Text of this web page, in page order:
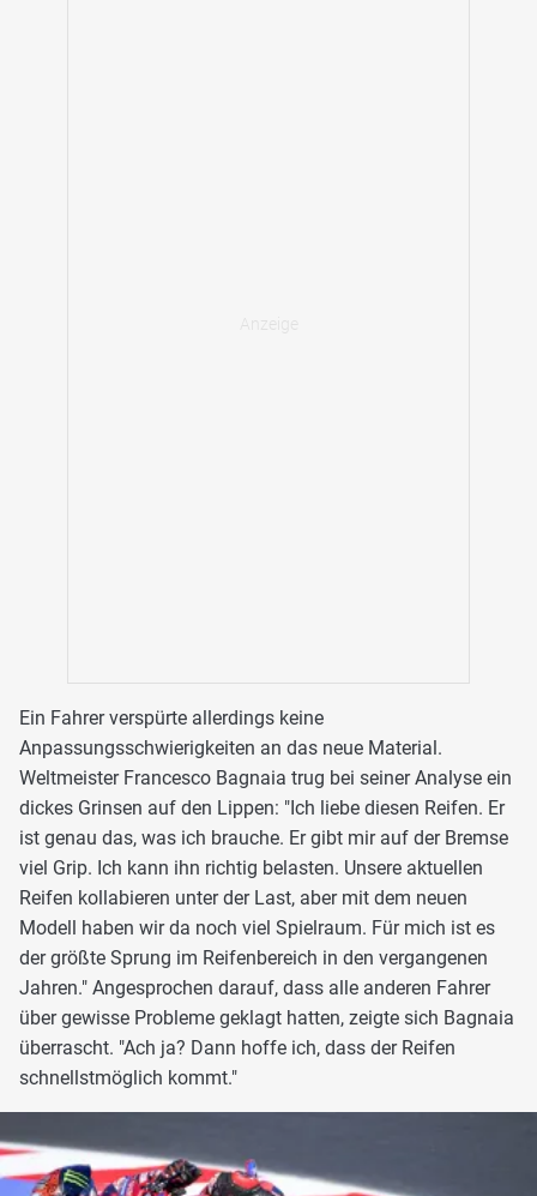
Ein Fahrer verspürte allerdings keine
Anpassungsschwierigkeiten an das neue Material.
Weltmeister Francesco Bagnaia trug bei seiner Analyse ein
dickes Grinsen auf den Lippen: "Ich liebe diesen Reifen. Er
ist genau das, was ich brauche. Er gibt mir auf der Bremse
viel Grip. Ich kann ihn richtig belasten. Unsere aktuellen
Reifen kollabieren unter der Last, aber mit dem neuen
Modell haben wir da noch viel Spielraum. Für mich ist es
der größte Sprung im Reifenbereich in den vergangenen
Jahren." Angesprochen darauf, dass alle anderen Fahrer
über gewisse Probleme geklagt hatten, zeigte sich Bagnaia
überrascht. "Ach ja? Dann hoffe ich, dass der Reifen
schnellstmöglich kommt."